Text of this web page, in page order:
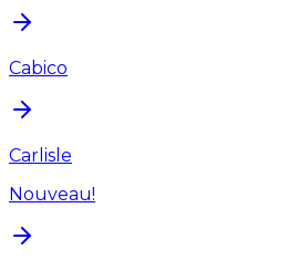
Cabico
Carlisle
Nouveau!